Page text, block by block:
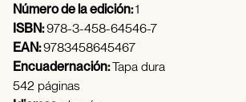
Número de la edición:1
ISBN:978-3-458-64546-7
EAN:9783458645467
Encuadernación:Tapa dura
542 páginas